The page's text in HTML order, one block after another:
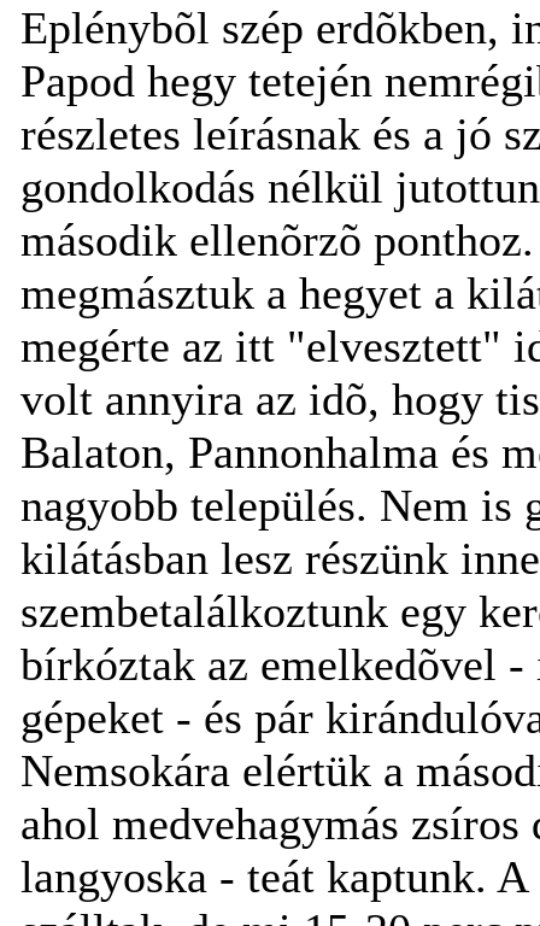
Eplénybõl szép erdõkben,
Papod hegy tetején
részletes leírásnak és a jó
gondolkodás nélkül
második ellenõrzõ
megmásztuk a hegyet a
megérte az itt "elvesztett"
volt annyira az idõ, hogy
Balaton, Pannonhalma és
nagyobb település. Nem is
kilátásban lesz részünk
szembetalálkoztunk egy
bírkóztak az emelkedõvel
gépeket - és pár
Nemsokára elértük a
ahol medvehagymás
langyoska - teát kaptunk.